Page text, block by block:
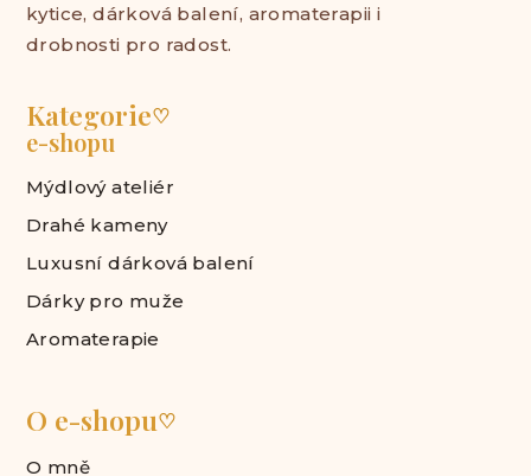
kytice, dárková balení, aromaterapii i
drobnosti pro radost.
Kategorie♡
e-shopu
Mýdlový ateliér
Drahé kameny
Luxusní dárková balení
Dárky pro muže
Aromaterapie
O e-shopu♡
O mně